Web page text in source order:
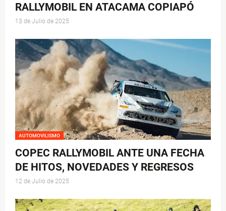
RALLYMOBIL EN ATACAMA COPIAPÓ
13 de Julio de 2025
AUTOMOVILISMO
COPEC RALLYMOBIL ANTE UNA FECHA
DE HITOS, NOVEDADES Y REGRESOS
12 de Julio de 2025